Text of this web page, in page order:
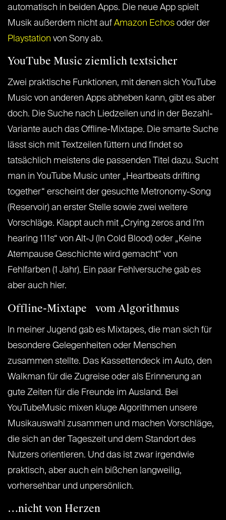
automatisch in beiden Apps. Die neue App spielt
Musik außerdem nicht auf Amazon Echos oder der
Playstation von Sony ab.
YouTube Music ziemlich textsicher
Zwei praktische Funktionen, mit denen sich YouTube
Music von anderen Apps abheben kann, gibt es aber
doch. Die Suche nach Liedzeilen und in der Bezahl-
Variante auch das Offline-Mixtape. Die smarte Suche
lässt sich mit Textzeilen füttern und findet so
tatsächlich meistens die passenden Titel dazu. Sucht
man in YouTube Music unter „Heartbeats drifting
together“ erscheint der gesuchte Metronomy-Song
(Reservoir) an erster Stelle sowie zwei weitere
Vorschläge. Klappt auch mit „Crying zeros and I’m
hearing 111s“ von Alt-J (In Cold Blood) oder „Keine
Atempause Geschichte wird gemacht“ von
Fehlfarben (1 Jahr). Ein paar Fehlversuche gab es
aber auch hier.
Offline-Mixtape vom Algorithmus
In meiner Jugend gab es Mixtapes, die man sich für
besondere Gelegenheiten oder Menschen
zusammen stellte. Das Kassettendeck im Auto, den
Walkman für die Zugreise oder als Erinnerung an
gute Zeiten für die Freunde im Ausland. Bei
YouTubeMusic mixen kluge Algorithmen unsere
Musikauswahl zusammen und machen Vorschläge,
die sich an der Tageszeit und dem Standort des
Nutzers orientieren. Und das ist zwar irgendwie
praktisch, aber auch ein bißchen langweilig,
vorhersehbar und unpersönlich.
…nicht von Herzen